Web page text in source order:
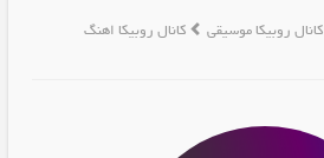
کانال روبیکا موسیقی
کانال روبیکا اهنگ